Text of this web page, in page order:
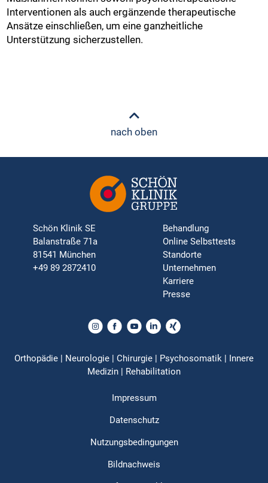
Interventionen als auch ergänzende therapeutische
Ansätze einschließen, um eine ganzheitliche
Unterstützung sicherzustellen.
nach oben
Schön Klinik SE
Balanstraße 71a
81541 München
+49 89 2872410
Behandlung
Online Selbsttests
Standorte
Unternehmen
Karriere
Presse
Orthopädie | Neurologie | Chirurgie | Psychosomatik | Innere
Medizin | Rehabilitation
Impressum
Datenschutz
Nutzungsbedingungen
Bildnachweis